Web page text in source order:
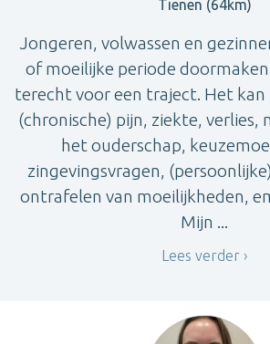
Tienen (64km)
Jongeren, volwassen en
of moeilijke periode
terecht voor een traject. Het kan
(chronische) pijn, ziekte, verlies,
het ouderschap,
zingevingsvragen,
ontrafelen van moeilijkheden,
Mijn ...
Lees verder